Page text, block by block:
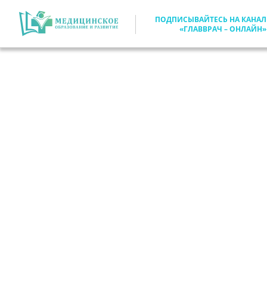
ПОДПИСЫВАЙТЕСЬ НА КАНАЛ
«ГЛАВВРАЧ – ОНЛАЙН»